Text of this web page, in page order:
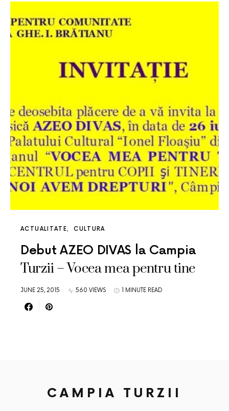
ACTUALITATE CULTURA
Debut AZEO DIVAS la Campia
Turzii – Vocea mea pentru tine
JUNE 25, 2015 560 VIEWS 1 MINUTE READ
CAMPIA TURZII